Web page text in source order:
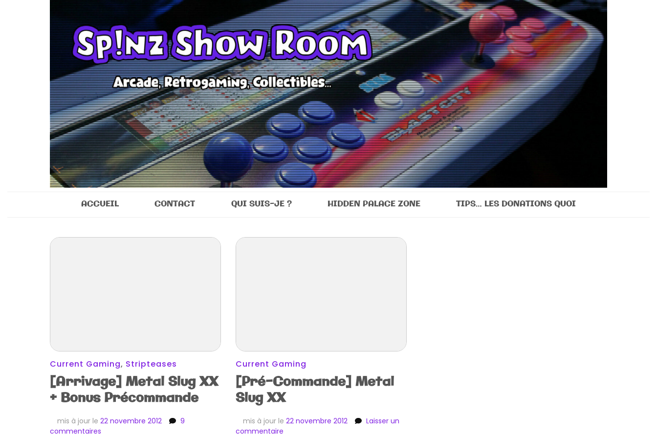
Sp!nz Show Room
ACCUEIL CONTACT QUI SUIS-JE ? HIDDEN PALACE ZONE TIPS… LES DONATIONS QUOI
Current Gaming, Stripteases
[Arrivage] Metal Slug XX
+ Bonus Précommande
mis à jour le 22 novembre 2012
9
commentaires
Current Gaming
[Pré-Commande] Metal
Slug XX
mis à jour le 22 novembre 2012
Laisser un
commentairesur